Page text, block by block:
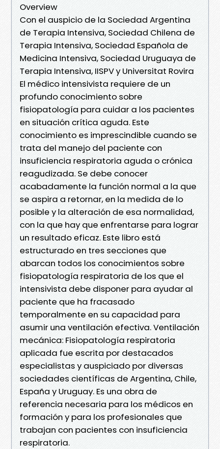
Overview
Con el auspicio de la Sociedad Argentina
de Terapia Intensiva, Sociedad Chilena de
Terapia Intensiva, Sociedad Española de
Medicina Intensiva, Sociedad Uruguaya de
Terapia Intensiva, IISPV y Universitat Rovira
El médico intensivista requiere de un
profundo conocimiento sobre
fisiopatología para cuidar a los pacientes
en situación crítica aguda. Este
conocimiento es imprescindible cuando se
trata del manejo del paciente con
insuficiencia respiratoria aguda o crónica
reagudizada. Se debe conocer
acabadamente la función normal a la que
se aspira a retornar, en la medida de lo
posible y la alteración de esa normalidad,
con la que hay que enfrentarse para lograr
un resultado eficaz. Este libro está
estructurado en tres secciones que
abarcan todos los conocimientos sobre
fisiopatología respiratoria de los que el
intensivista debe disponer para ayudar al
paciente que ha fracasado
temporalmente en su capacidad para
asumir una ventilación efectiva. Ventilación
mecánica: Fisiopatología respiratoria
aplicada fue escrita por destacados
especialistas y auspiciado por diversas
sociedades científicas de Argentina, Chile,
España y Uruguay. Es una obra de
referencia necesaria para los médicos en
formación y para los profesionales que
trabajan con pacientes con insuficiencia
respiratoria.